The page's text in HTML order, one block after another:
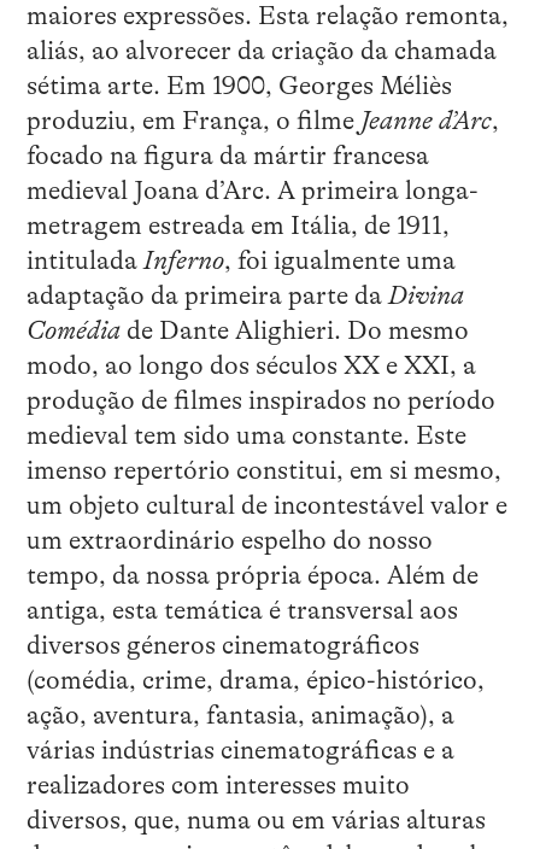
maiores expressões. Esta relação remonta,
aliás, ao alvorecer da criação da chamada
sétima arte. Em 1900, Georges Méliès
produziu, em França, o filme Jeanne d’Arc,
focado na figura da mártir francesa
medieval Joana d’Arc. A primeira longa-
metragem estreada em Itália, de 1911,
intituladaInferno, foi igualmente uma
adaptação da primeira parte daDivina
Comédiade Dante Alighieri. Do mesmo
modo, ao longo dos séculos XX e XXI, a
produção de filmes inspirados no período
medieval tem sido uma constante. Este
imenso repertório constitui, em si mesmo,
um objeto cultural de incontestável valor e
um extraordinário espelho do nosso
tempo, da nossa própria época. Além de
antiga, esta temática é transversal aos
diversos géneros cinematográficos
(comédia, crime, drama, épico-histórico,
ação, aventura, fantasia, animação), a
várias indústrias cinematográficas e a
realizadores com interesses muito
diversos, que, numa ou em várias alturas